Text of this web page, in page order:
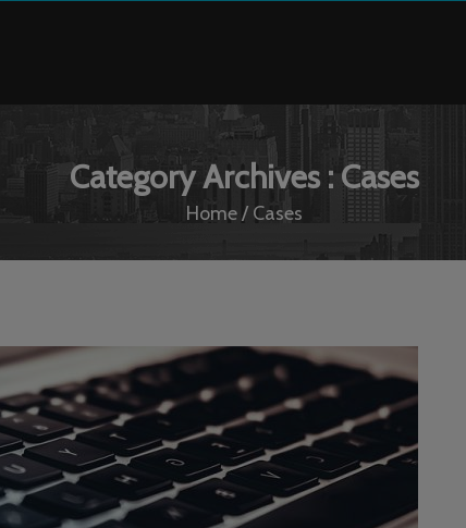
Category Archives : Cases
Home/ Cases